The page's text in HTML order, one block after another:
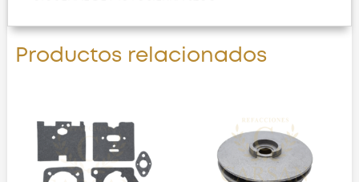
Productos relacionados